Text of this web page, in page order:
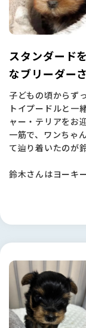
スタンダード
なブリーダー
子どもの頃からず
トイプードルと一
ャー・テリアをお
一筋で、ワンちゃ
て辿り着いたのが
鈴木さんはヨーキ
などがない「本物
ってきました。
った時に相談でき
直、ブリーダーさ
が、鈴木さんのよ
です。一目惚れし
のこだわりがあっ